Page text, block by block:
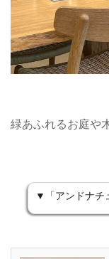
緑あふれるお庭や
▼「アンドナチ